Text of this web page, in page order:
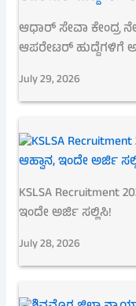
ಆಧಾರ್ ಸೇವಾ ಕೇಂದ್ರ
ಆಪರೇಟರ್ ಹುದ್ದೆಗಳಿಗೆ
July 29, 2026
KSLSA Recruitment
ಇಂದೇ ಅರ್ಜಿ ಸಲ್ಲಿಸಿ!
July 28, 2026